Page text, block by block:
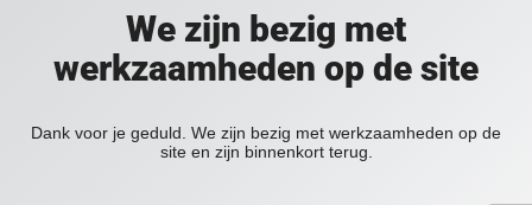
We zijn bezig met
werkzaamheden op de site
Dank voor je geduld. We zijn bezig met werkzaamheden op de
site en zijn binnenkort terug.